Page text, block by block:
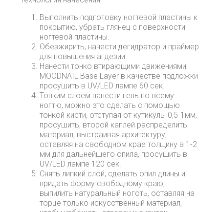
Выполнить подготовку ногтевой пластины к
покрытию, убрать глянец с поверхности
ногтевой пластины.
Обезжирить, нанести дегидратор и праймер
для повышения агдезии.
Нанести тонко втирающими движениями
MOODNAIL Base Layer в качестве подложки
просушить в UV/LED лампе 60 сек.
Тонким слоем нанести гель по всему
ногтю, можно это сделать с помощью
тонкой кисти, отступая от кутикулы 0,5-1мм,
просушить, второй каплей распределить
материал, выстраивая архитектуру,
оставляя на свободном крае толщину в 1-2
мм для дальнейшего опила, просушить в
UV/LED лампе 120 сек.
Снять липкий слой, сделать опил длины и
придать форму свободному краю,
выпилить натуральный ноготь, оставляя на
торце только искусственный материал,